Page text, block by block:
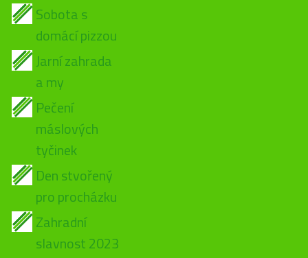
Sobota s
domácí pizzou
Jarní zahrada
a my
Pečení
máslových
tyčinek
Den stvořený
pro procházku
Zahradní
slavnost 2023